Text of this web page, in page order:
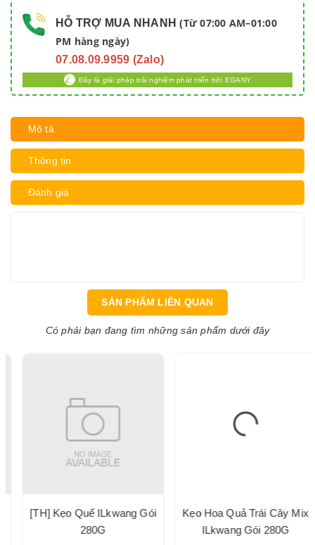
HỖ TRỢ MUA NHANH (Từ 07:00 AM–01:00
PM hàng ngày)
07.08.09.9959 (Zalo)
Đây là giải pháp trải nghiệm phát triển bởi EGANY
Mô tả
Thông tin
Đánh giá
SẢN PHẨM LIÊN QUAN
Có phải bạn đang tìm những sản phẩm dưới đây
[TH] Kẹo Quế ILkwang Gói
280G
Kẹo Hoa Quả Trái Cây Mix
ILkwang Gói 280G